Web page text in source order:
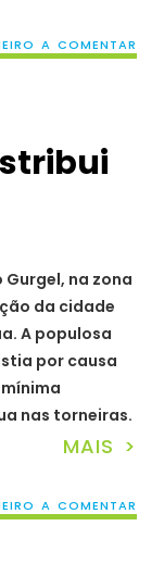
A COMENTAR
na zona
da cidade
A populosa
por causa
nas torneiras.
MAIS >
A COMENTAR